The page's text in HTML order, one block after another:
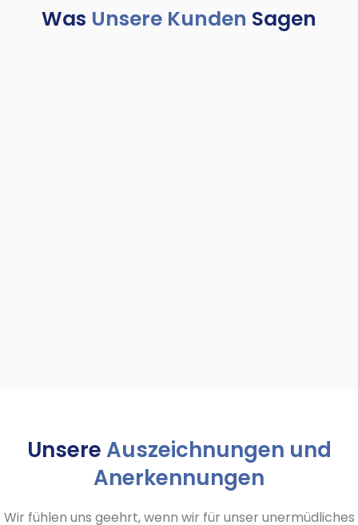
Was Unsere Kunden Sagen
UnsereAuszeichnungen und
Anerkennungen
Wir fühlen uns geehrt, wenn wir für unser unermüdliches